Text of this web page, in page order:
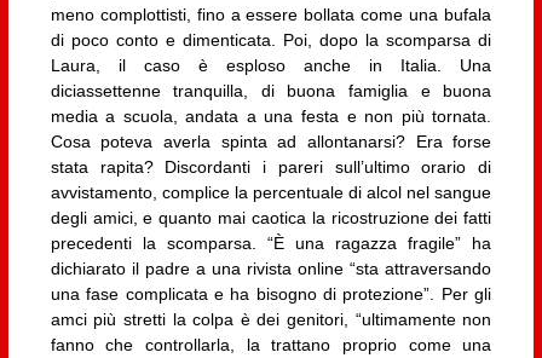
meno complottisti, fino a essere bollata come una bufala
di poco conto e dimenticata. Poi, dopo la scomparsa di
Laura, il caso è esploso anche in Italia. Una
diciassettenne tranquilla, di buona famiglia e buona
media a scuola, andata a una festa e non più tornata.
Cosa poteva averla spinta ad allontanarsi? Era forse
stata rapita? Discordanti i pareri sull’ultimo orario di
avvistamento, complice la percentuale di alcol nel sangue
degli amici, e quanto mai caotica la ricostruzione dei fatti
precedenti la scomparsa. “È una ragazza fragile” ha
dichiarato il padre a una rivista online “sta attraversando
una fase complicata e ha bisogno di protezione”. Per gli
amci più stretti la colpa è dei genitori, “ultimamente non
fanno che controllarla, la trattano proprio come una